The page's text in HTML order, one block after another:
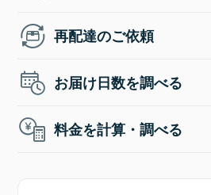
再配達のご依頼
お届け日数を調べる
料金を計算・調べる